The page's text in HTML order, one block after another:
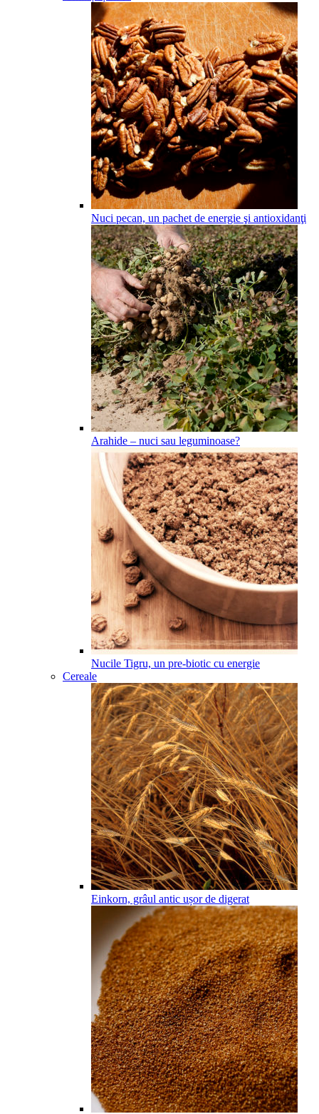
Nuci pecan, un pachet de energie şi antioxidanţi
Arahide – nuci sau leguminoase?
Nucile Tigru, un pre-biotic cu energie
Cereale
Einkorn, grâul antic ușor de digerat